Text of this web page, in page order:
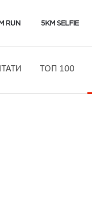
RUN 5KM SELFIE
ТОП 100